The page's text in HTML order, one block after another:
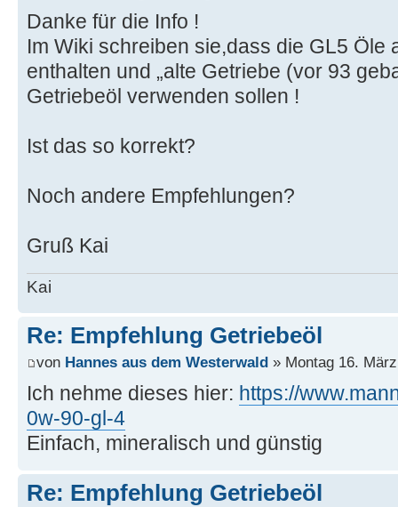
Danke für die Info !
Im Wiki schreiben sie,dass die GL5 Öle
enthalten und „alte Getriebe (vor 93
Getriebeöl verwenden sollen !
Ist das so korrekt?
Noch andere Empfehlungen?
Gruß Kai
Kai
Re: Empfehlung Getriebeöl
von Hannes aus dem Westerwald » Montag 16.
Ich nehme dieses hier: https://
0w-90-gl-4
Einfach, mineralisch und günstig
Re: Empfehlung Getriebeöl